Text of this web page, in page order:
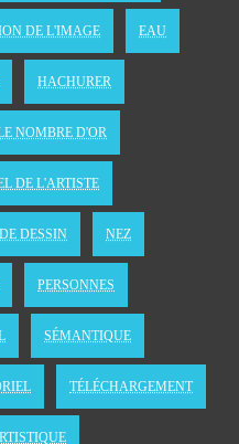
DE L'IMAGE EAU
HACHURER
NOMBRE D'OR
DE L'ARTISTE
DESSIN NEZ
PERSONNES
SÉMANTIQUE
TÉLÉCHARGEMENT